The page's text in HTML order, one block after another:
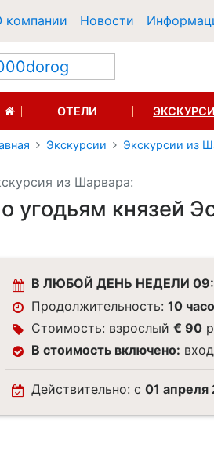
компании Новости
(CURRENT)ОТЕЛИ
Экскурсии Экскурсии из
из Шарвара:
угодьям князей
В ЛЮБОЙ ДЕНЬ НЕДЕЛИ
Продолжительность:10
Стоимость: взрослый€ 90
В стоимость включено:
Действительно: с01 апреля